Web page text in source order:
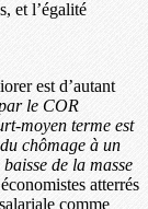
et l’égalité
est d’autant
le COR
moyen terme est
chômage à un
de la masse
atterrés
comme